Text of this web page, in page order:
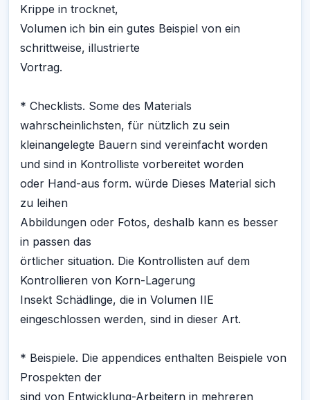
Krippe in trocknet,
Volumen ich bin ein gutes Beispiel von ein
schrittweise, illustrierte
Vortrag.
* Checklists. Some des Materials
wahrscheinlichsten, für nützlich zu sein
kleinangelegte Bauern sind vereinfacht worden
und sind in Kontrolliste vorbereitet worden
oder Hand-aus form. würde Dieses Material sich
zu leihen
Abbildungen oder Fotos, deshalb kann es besser
in passen das
örtlicher situation. Die Kontrollisten auf dem
Kontrollieren von Korn-Lagerung
Insekt Schädlinge, die in Volumen IIE
eingeschlossen werden, sind in dieser Art.
* Beispiele. Die appendices enthalten Beispiele von
Prospekten der
sind von Entwicklung-Arbeitern in mehreren